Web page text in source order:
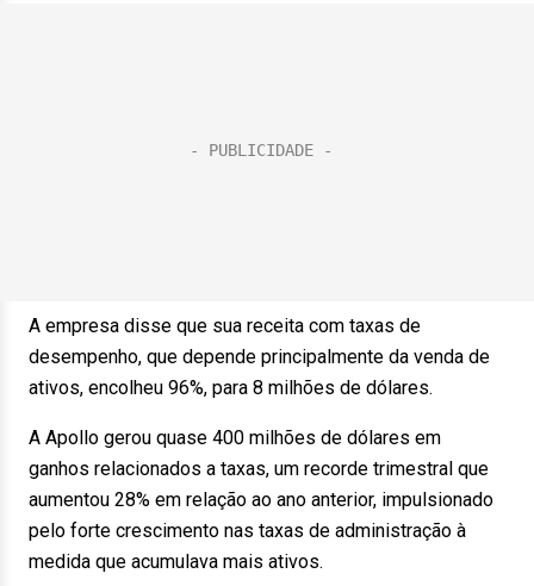
A empresa disse que sua receita com taxas de
desempenho, que depende principalmente da venda de
ativos, encolheu 96%, para 8 milhões de dólares.
A Apollo gerou quase 400 milhões de dólares em
ganhos relacionados a taxas, um recorde trimestral que
aumentou 28% em relação ao ano anterior, impulsionado
pelo forte crescimento nas taxas de administração à
medida que acumulava mais ativos.